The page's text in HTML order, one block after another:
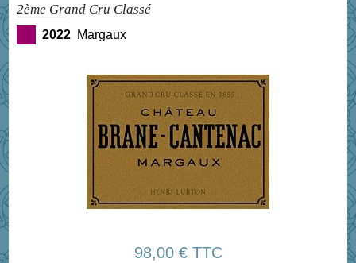
2ème Grand Cru Classé
2022 Margaux
98,00 € TTC